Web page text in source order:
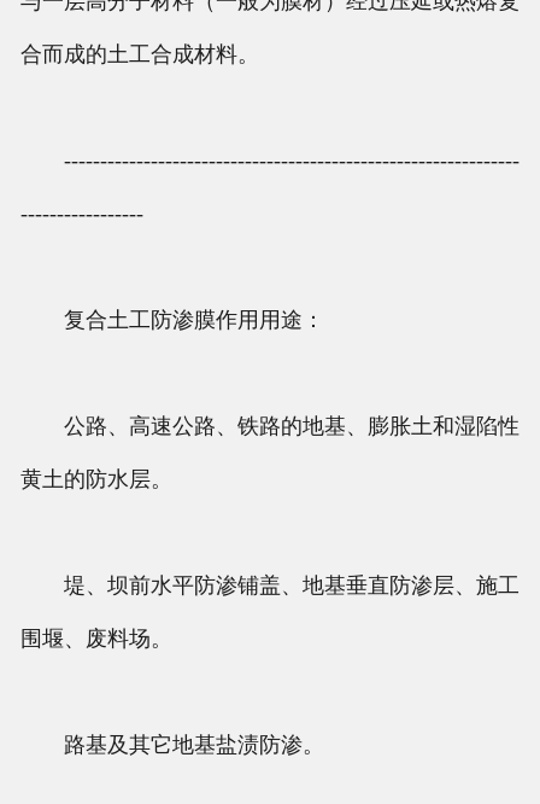
合而成的土工合成材料。
---------------------------------------------------------------
-----------------
复合土工防渗膜作用用途：
公路、高速公路、铁路的地基、膨胀土和湿陷性
黄土的防水层。
堤、坝前水平防渗铺盖、地基垂直防渗层、施工
围堰、废料场。
路基及其它地基盐渍防渗。